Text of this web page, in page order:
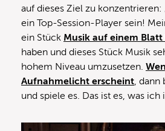
auf dieses Ziel zu
ein Top-Session-Player sein!
ein Stück Musik auf einem Blatt
haben und dieses Stück Musik
hohem Niveau umzusetzen.
Aufnahmelicht erscheint, dann
und spiele es. Das ist es, was